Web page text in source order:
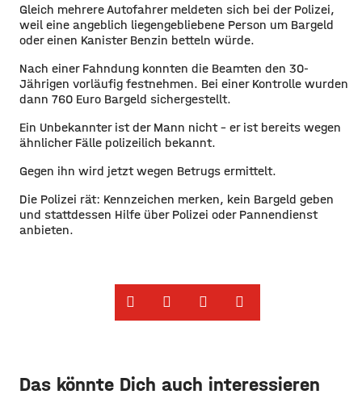
Gleich mehrere Autofahrer meldeten sich bei der Polizei,
weil eine angeblich liegengebliebene Person um Bargeld
oder einen Kanister Benzin betteln würde.
Nach einer Fahndung konnten die Beamten den 30-
Jährigen vorläufig festnehmen. Bei einer Kontrolle wurden
dann 760 Euro Bargeld sichergestellt.
Ein Unbekannter ist der Mann nicht – er ist bereits wegen
ähnlicher Fälle polizeilich bekannt.
Gegen ihn wird jetzt wegen Betrugs ermittelt.
Die Polizei rät: Kennzeichen merken, kein Bargeld geben
und stattdessen Hilfe über Polizei oder Pannendienst
anbieten.
Das könnte Dich auch interessieren